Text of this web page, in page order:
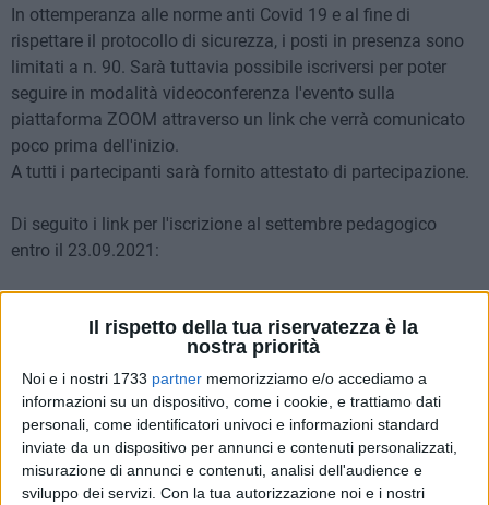
Il rispetto della tua riservatezza è la
nostra priorità
Noi e i nostri 1733 partner memorizziamo e/o accediamo a
informazioni su un dispositivo, come i cookie, e trattiamo dati
personali, come identificatori univoci e informazioni standard
inviate da un dispositivo per annunci e contenuti personalizzati,
misurazione di annunci e contenuti, analisi dell'audience e
sviluppo dei servizi. Con la tua autorizzazione noi e i nostri
In ottemperanza alle norme anti Covid 19 e al fine di
rispettare il protocollo di sicurezza, i posti in presenza sono
limitati a n. 90. Sarà tuttavia possibile iscriversi per poter
seguire in modalità videoconferenza l'evento sulla
piattaforma ZOOM attraverso un link che verrà comunicato
poco prima dell'inizio.
A tutti i partecipanti sarà fornito attestato di partecipazione.
Di seguito i link per l'iscrizione al settembre pedagogico
entro il 23.09.2021:
https://docs.google.com/forms/d/e/
2) link modulo iscrizione A DISTANZA
https://docs.google.com/forms/d/e/